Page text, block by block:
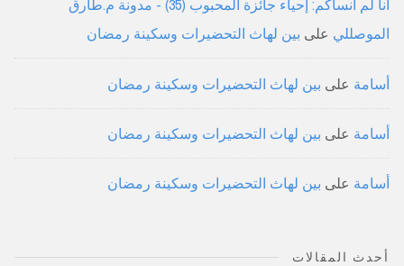
أنا لم أنساكم: إحياء جائزة المحبوب (35) - مدونة م.طارق
الموصللي على بين لهاث التحضيرات وسكينة رمضان
أسامة على بين لهاث التحضيرات وسكينة رمضان
أسامة على بين لهاث التحضيرات وسكينة رمضان
أسامة على بين لهاث التحضيرات وسكينة رمضان
أحدث المقالات